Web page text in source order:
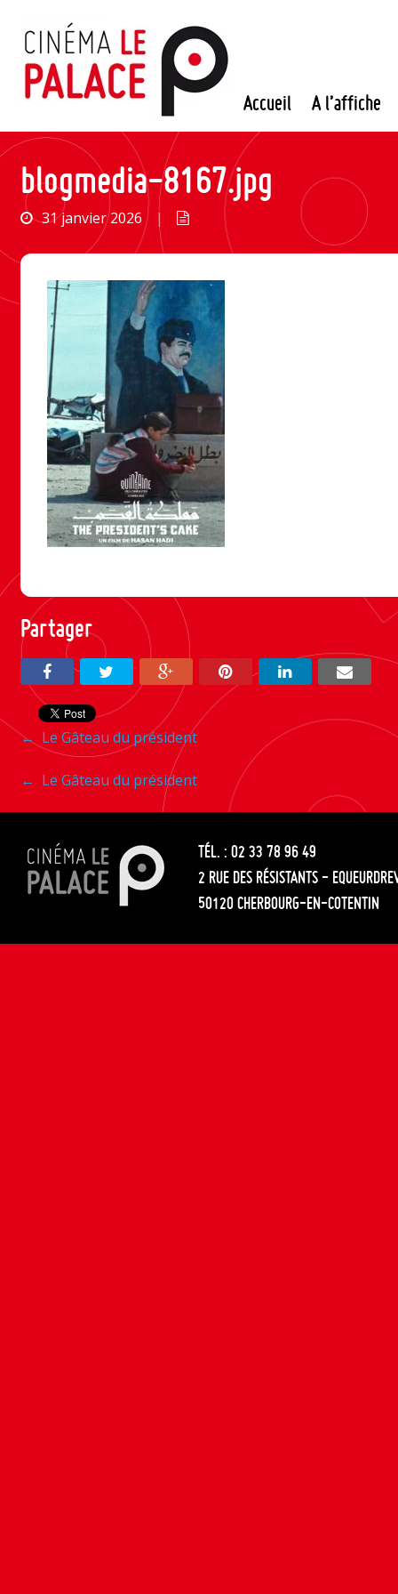
contenu
Accueil A l’affiche
blogmedia-8167.jpg
31 janvier 2026 |
Partager
Navigation
entre
les
articles
← Le Gâteau du président
Navigation
entre
les
articles
← Le Gâteau du président
TÉL. : 02 33 78 96 49
2 RUE DES RÉSISTANTS -
50120 CHERBOURG-EN-COTENTIN